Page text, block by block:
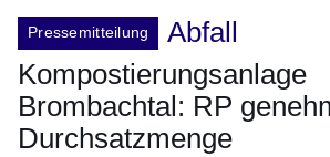
Pressemitteilung
Abfall
Kompostierungsanlage
Brombachtal: RP
Durchsatzmenge